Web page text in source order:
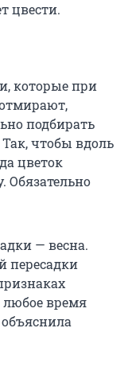
цвести.
которые при
подбирать
чтобы вдоль
цветок
Обязательно
— весна.
пересадки
любое время